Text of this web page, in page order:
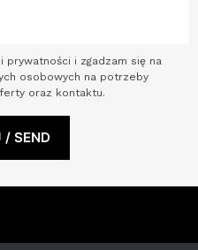
prywatności i zgadzam się na
osobowych na potrzeby
oraz kontaktu.